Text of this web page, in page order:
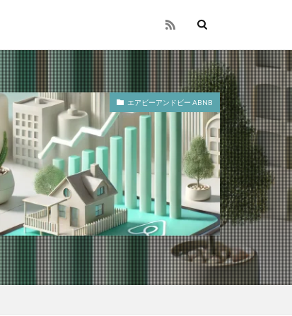
エアビーアンドビー ABNB